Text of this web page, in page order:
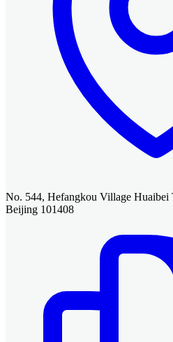
No. 544, Hefangkou Village
Beijing 101408